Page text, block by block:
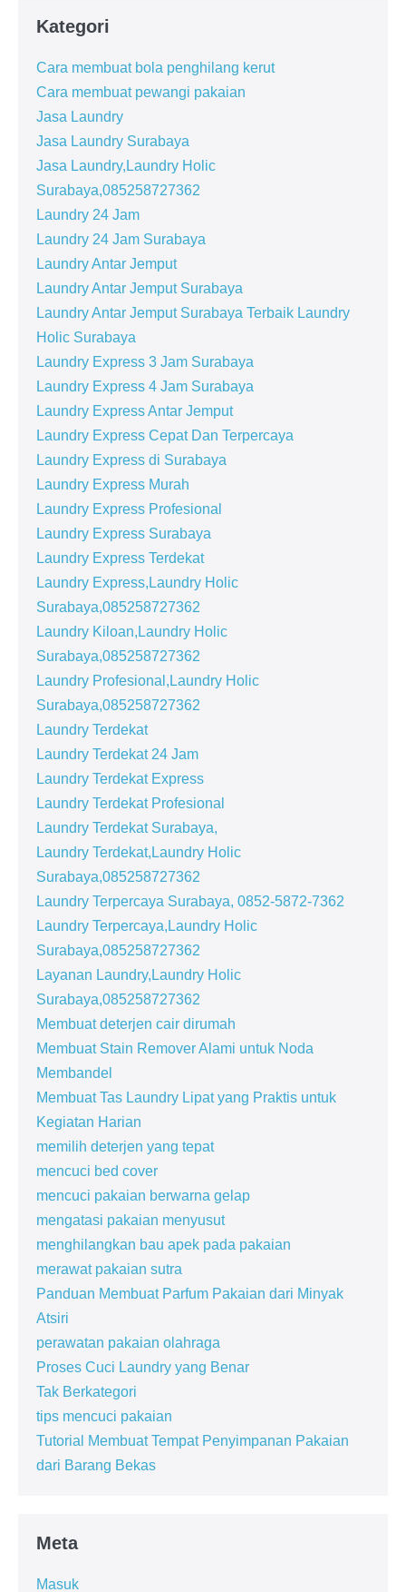
Kategori
Cara membuat bola penghilang kerut
Cara membuat pewangi pakaian
Jasa Laundry
Jasa Laundry Surabaya
Jasa Laundry,Laundry Holic
Surabaya,085258727362
Laundry 24 Jam
Laundry 24 Jam Surabaya
Laundry Antar Jemput
Laundry Antar Jemput Surabaya
Laundry Antar Jemput Surabaya Terbaik Laundry
Holic Surabaya
Laundry Express 3 Jam Surabaya
Laundry Express 4 Jam Surabaya
Laundry Express Antar Jemput
Laundry Express Cepat Dan Terpercaya
Laundry Express di Surabaya
Laundry Express Murah
Laundry Express Profesional
Laundry Express Surabaya
Laundry Express Terdekat
Laundry Express,Laundry Holic
Surabaya,085258727362
Laundry Kiloan,Laundry Holic
Surabaya,085258727362
Laundry Profesional,Laundry Holic
Surabaya,085258727362
Laundry Terdekat
Laundry Terdekat 24 Jam
Laundry Terdekat Express
Laundry Terdekat Profesional
Laundry Terdekat Surabaya,
Laundry Terdekat,Laundry Holic
Surabaya,085258727362
Laundry Terpercaya Surabaya, 0852-5872-7362
Laundry Terpercaya,Laundry Holic
Surabaya,085258727362
Layanan Laundry,Laundry Holic
Surabaya,085258727362
Membuat deterjen cair dirumah
Membuat Stain Remover Alami untuk Noda
Membandel
Membuat Tas Laundry Lipat yang Praktis untuk
Kegiatan Harian
memilih deterjen yang tepat
mencuci bed cover
mencuci pakaian berwarna gelap
mengatasi pakaian menyusut
menghilangkan bau apek pada pakaian
merawat pakaian sutra
Panduan Membuat Parfum Pakaian dari Minyak
Atsiri
perawatan pakaian olahraga
Proses Cuci Laundry yang Benar
Tak Berkategori
tips mencuci pakaian
Tutorial Membuat Tempat Penyimpanan Pakaian
dari Barang Bekas
Meta
Masuk